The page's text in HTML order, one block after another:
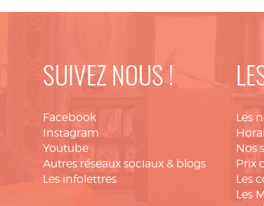
SUIVEZ NOUS !
Facebook
Instagram
Youtube
Autres réseaux sociaux & blogs
Les infolettres
Les
Nos
Prix
Les
Les